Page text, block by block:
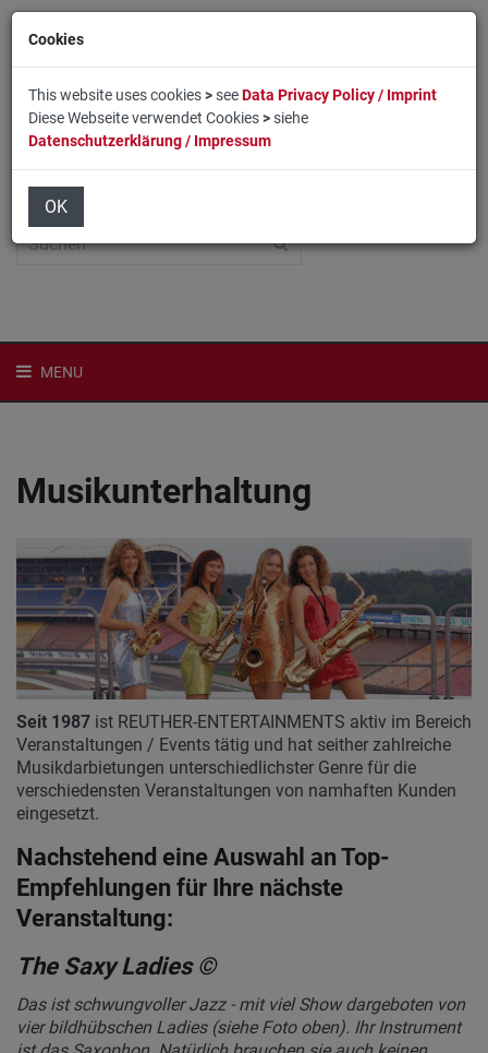
Home
MENU
Musikunterhaltung
Seit 1987 ist REUTHER-ENTERTAINMENTS aktiv im Bereich
Veranstaltungen / Events tätig und hat seither zahlreiche
Musikdarbietungen unterschiedlichster Genre für die
verschiedensten Veranstaltungen von namhaften Kunden
eingesetzt.
Nachstehend eine Auswahl an Top-
Empfehlungen für Ihre nächste
Veranstaltung:
The Saxy Ladies ©
Das ist schwungvoller Jazz - mit viel Show dargeboten von
vier bildhübschen Ladies (siehe Foto oben). Ihr Instrument
Cookies
This website uses cookies>seeData Privacy Policy / Imprint
Diese Webseite verwendet Cookies>siehe
Datenschutzerklärung / Impressum
OK